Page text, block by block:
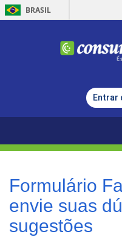
BRASIL
Entrar
Formulário
envie suas
sugestões